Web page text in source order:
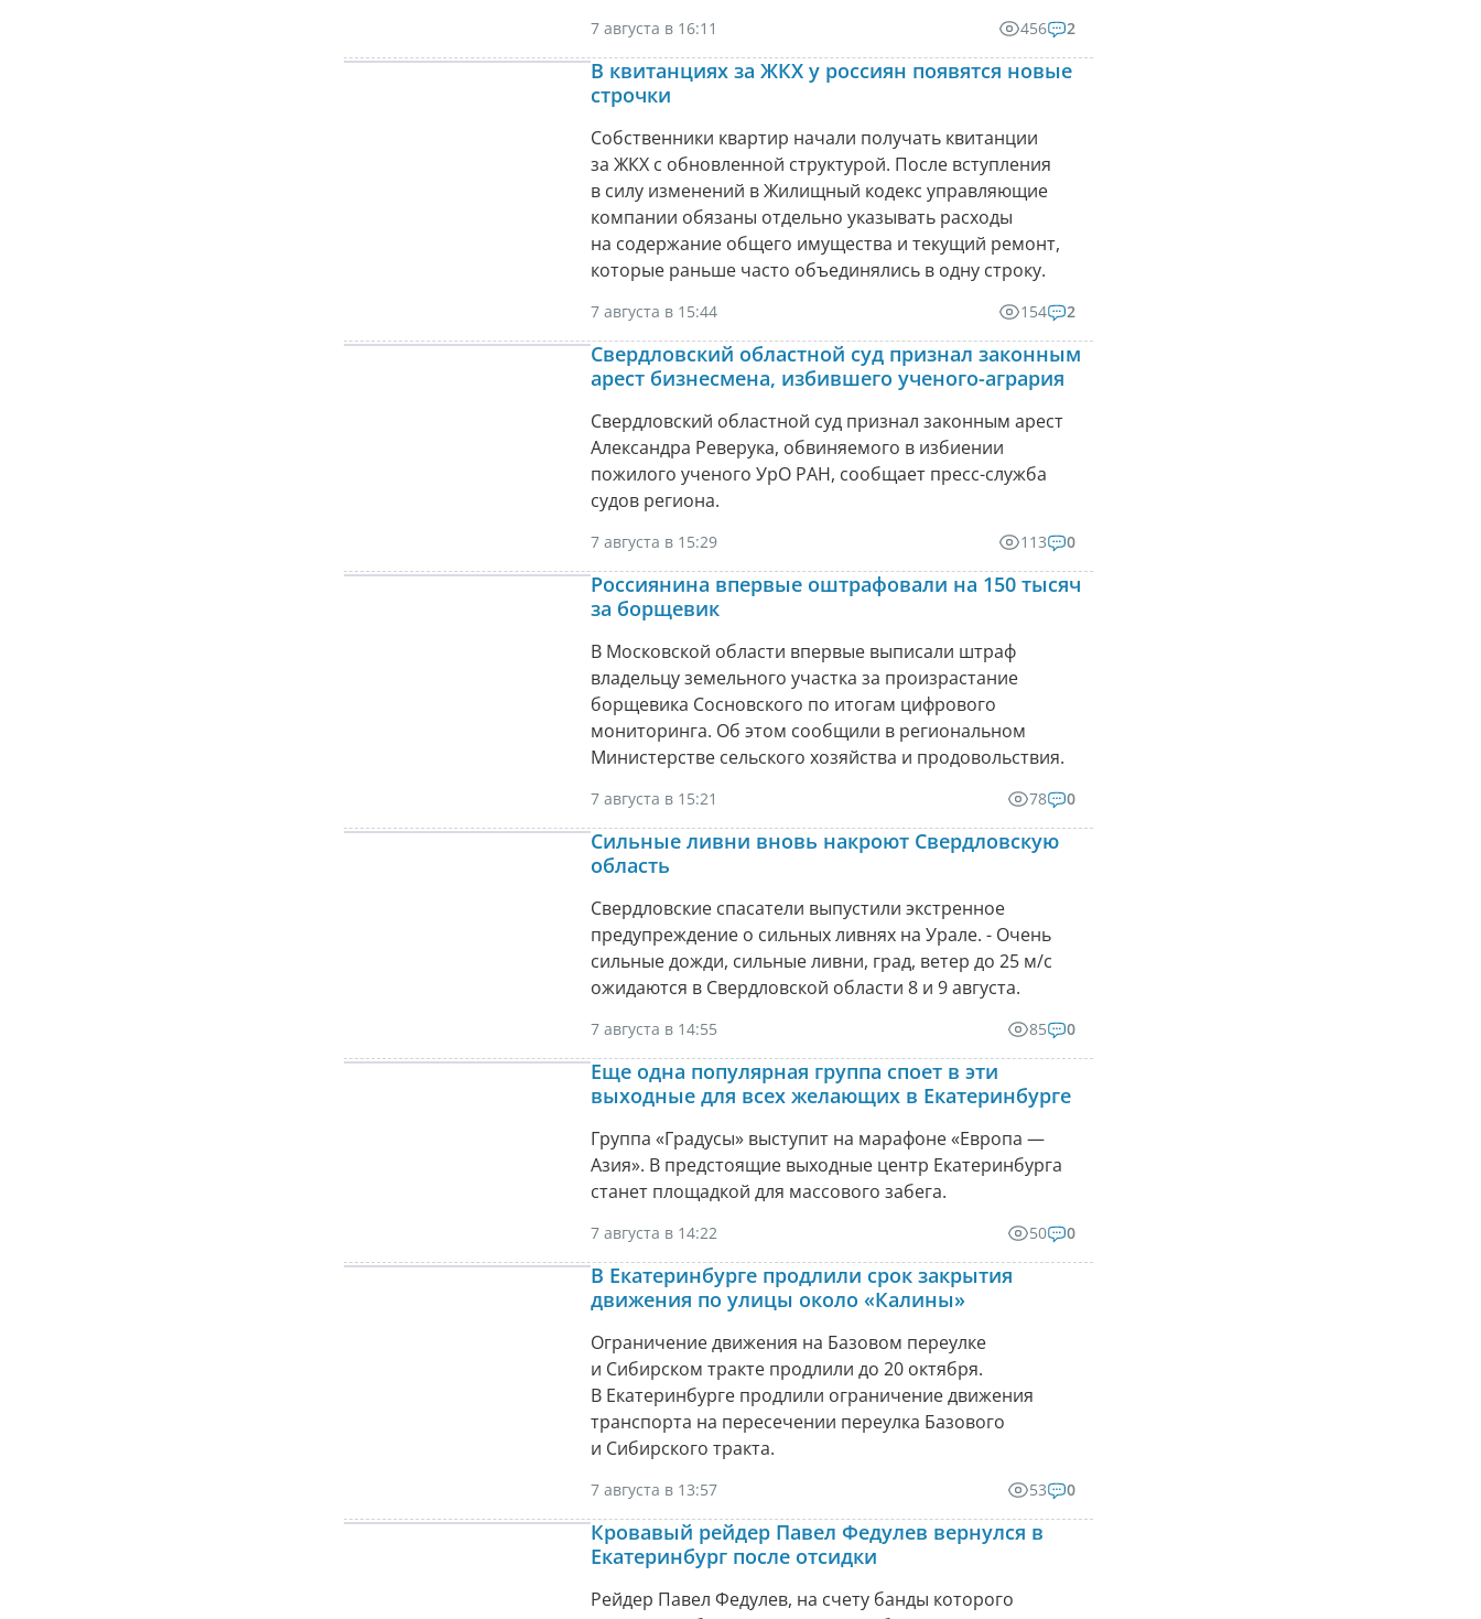
7 августа в 16:11 456 2
В квитанциях за ЖКХ у россиян появятся новые
строчки
Собственники квартир начали получать квитанции
за ЖКХ с обновленной структурой. После вступления
в силу изменений в Жилищный кодекс управляющие
компании обязаны отдельно указывать расходы
на содержание общего имущества и текущий ремонт,
которые раньше часто объединялись в одну строку.
7 августа в 15:44 154 2
Свердловский областной суд признал законным
арест бизнесмена, избившего ученого-агрария
Свердловский областной суд признал законным арест
Александра Реверука, обвиняемого в избиении
пожилого ученого УрО РАН, сообщает пресс-служба
судов региона.
7 августа в 15:29 113 0
Россиянина впервые оштрафовали на 150 тысяч
за борщевик
В Московской области впервые выписали штраф
владельцу земельного участка за произрастание
борщевика Сосновского по итогам цифрового
мониторинга. Об этом сообщили в региональном
Министерстве сельского хозяйства и продовольствия.
7 августа в 15:21 78 0
Сильные ливни вновь накроют Свердловскую
область
Свердловские спасатели выпустили экстренное
предупреждение о сильных ливнях на Урале. - Очень
сильные дожди, сильные ливни, град, ветер до 25 м/с
ожидаются в Свердловской области 8 и 9 августа.
7 августа в 14:55 85 0
Еще одна популярная группа споет в эти
выходные для всех желающих в Екатеринбурге
Группа «Градусы» выступит на марафоне «Европа —
Азия». В предстоящие выходные центр Екатеринбурга
станет площадкой для массового забега.
7 августа в 14:22 50 0
В Екатеринбурге продлили срок закрытия
движения по улицы около «Калины»
Ограничение движения на Базовом переулке
и Сибирском тракте продлили до 20 октября.
В Екатеринбурге продлили ограничение движения
транспорта на пересечении переулка Базового
и Сибирского тракта.
7 августа в 13:57 53 0
Кровавый рейдер Павел Федулев вернулся в
Екатеринбург после отсидки
Рейдер Павел Федулев, на счету банды которого